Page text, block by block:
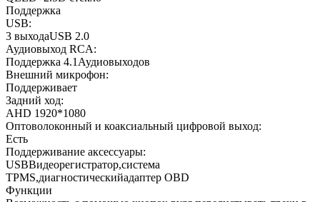
Поддержка
USB:
3 выходаUSB 2.0
Аудиовыход RCA:
Поддержка 4.1Аудиовыходов
Внешний микрофон:
Поддерживает
Задний ход:
AHD 1920*1080
Оптоволоконный и коаксиальный цифровой выход:
Есть
Поддерживание аксессуары:
USBВидеорегистратор,система
TPMS,диагностическийадаптер OBD
Функции